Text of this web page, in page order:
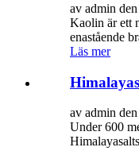
av admin
Kaolin är ett
enastående
Läs mer
av admin
Under 600